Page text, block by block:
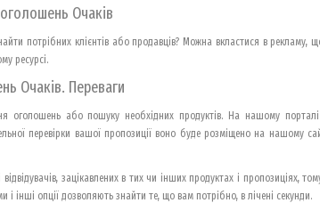
Очаків
потрібних клієнтів або продавців? Можна вкластися в рекламу,
ресурсі.
Очаків. Переваги
оголошень або пошуку необхідних продуктів. На нашому
перевірки вашої пропозиції воно буде розміщено на нашому
зацікавлених в тих чи інших продуктах і пропозиціях,
інші опції дозволяють знайти те, що вам потрібно, в лічені секунди.